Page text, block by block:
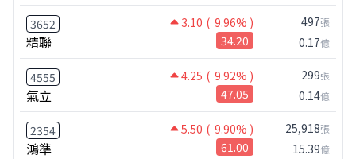
3652 3.10 ( 9.96% )
精聯 34.20
497張
0.17億
4555 4.25 ( 9.92% )
氣立 47.05
299張
0.14億
2354 5.50 ( 9.90% )
鴻準 61.00
25,918張
15.39億